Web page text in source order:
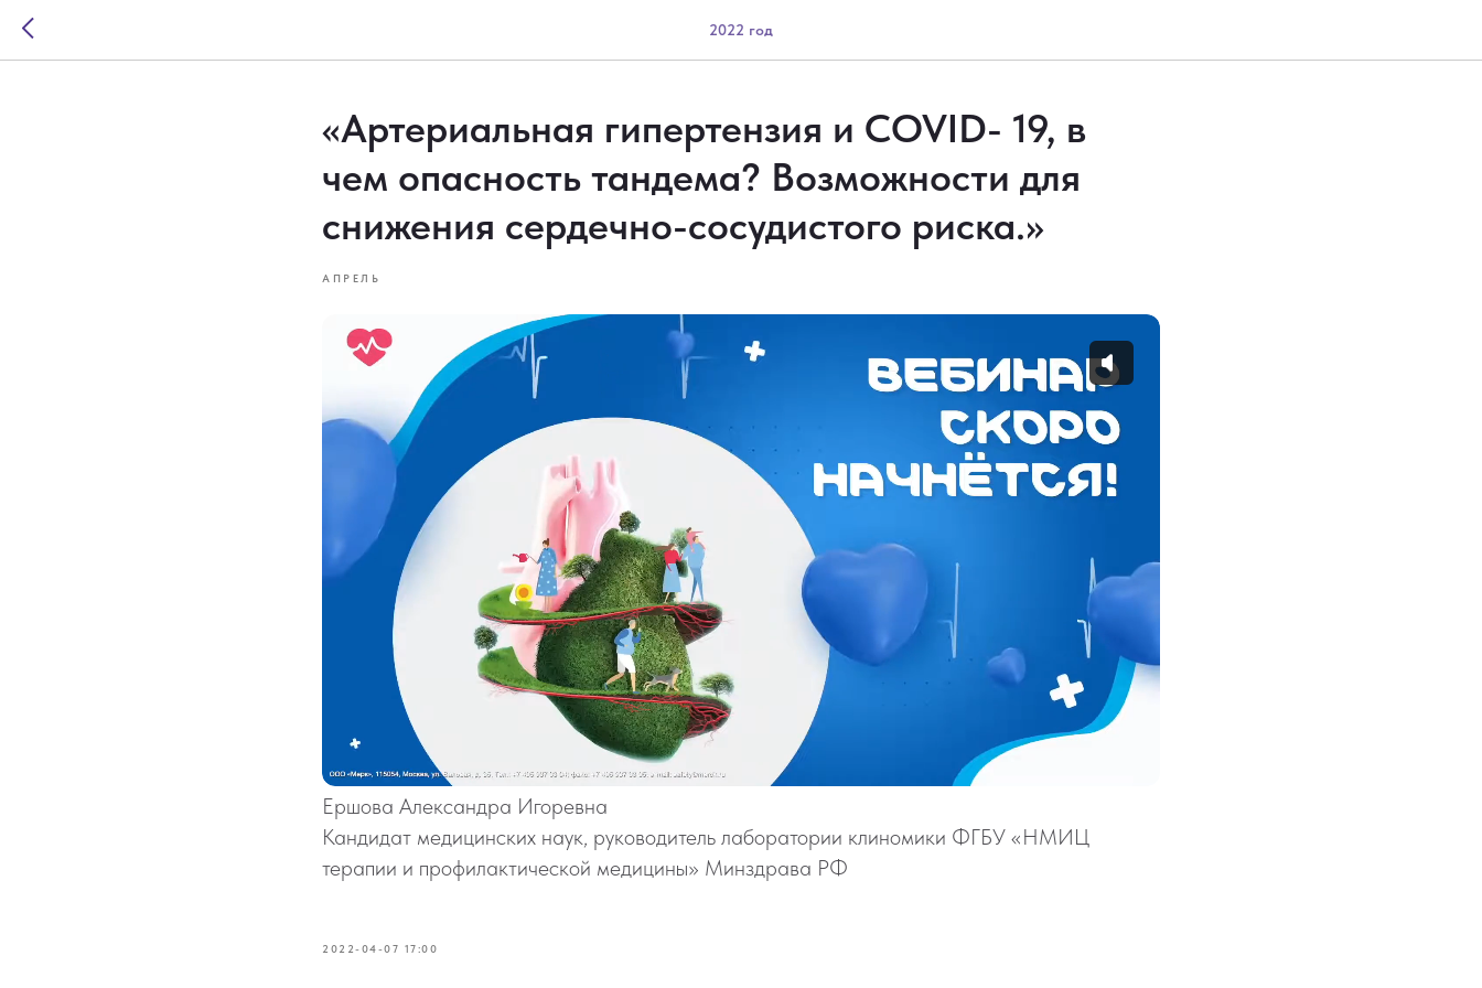
2022 год
«Артериальная гипертензия и COVID- 19, в
чем опасность тандема? Возможности для
снижения сердечно-сосудистого риска.»
АПРЕЛЬ
Ершова Александра Игоревна
Кандидат медицинских наук, руководитель лаборатории клиномики ФГБУ «НМИЦ
терапии и профилактической медицины» Минздрава РФ
2022-04-07 17:00